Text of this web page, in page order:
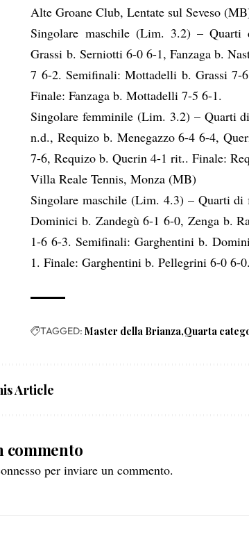
Alte Groane Club, Lentate sul Seveso
Singolare maschile (Lim. 3.2) –Quarti
Grassi b. Serniotti 6-0 6-1,Fanzaga b.
7 6-2. Semifinali: Mottadelli b. Grassi 7-
Finale: Fanzaga b.Mottadelli 7-5 6-1.
Singolare femminile (Lim. 3.2) – Quarti
n.d.,Requizo b. Menegazzo 6-4 6-4,
7-6, Requizo b.Querin 4-1 rit..Finale:
Villa Reale Tennis, Monza (MB)
Singolare maschile (Lim. 4.3)– Quarti di
Dominici b. Zandegù 6-1 6-0, Zengab.
1-6 6-3.Semifinali: Garghentini b.
1.Finale: Garghentini b.Pellegrini 6-0 6-0.
TAGGED: Master della Brianza Quarta
Article
commento
per inviare un commento.